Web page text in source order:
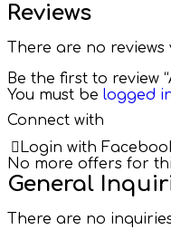
Reviews
There are no reviews
Be the first to review
You must be logged
Connect with
Login with
No more offers for
General
There are no